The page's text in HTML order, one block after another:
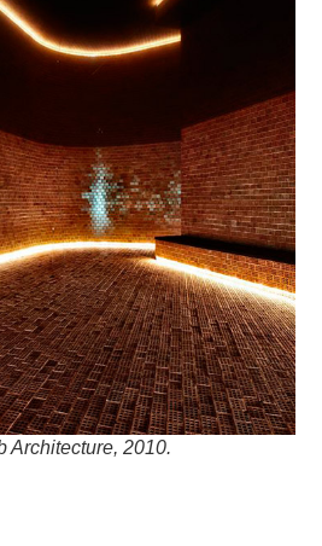
Architecture, 2010.